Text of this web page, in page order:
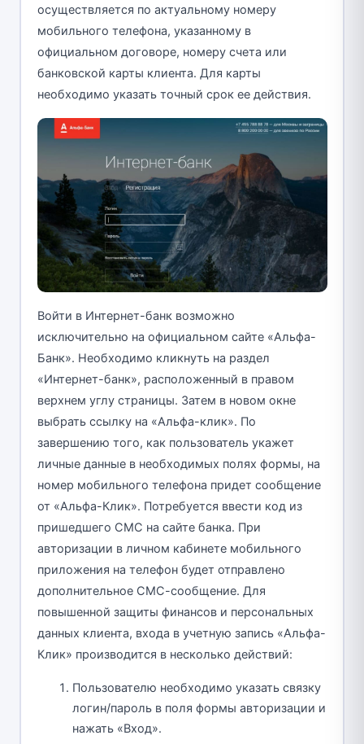
осуществляется по актуальному номеру
мобильного телефона, указанному в
официальном договоре, номеру счета или
банковской карты клиента. Для карты
необходимо указать точный срок ее действия.
Войти в Интернет-банк возможно
исключительно на официальном сайте «Альфа-
Банк». Необходимо кликнуть на раздел
«Интернет-банк», расположенный в правом
верхнем углу страницы. Затем в новом окне
выбрать ссылку на «Альфа-клик». По
завершению того, как пользователь укажет
личные данные в необходимых полях формы, на
номер мобильного телефона придет сообщение
от «Альфа-Клик». Потребуется ввести код из
пришедшего СМС на сайте банка. При
авторизации в личном кабинете мобильного
приложения на телефон будет отправлено
дополнительное СМС-сообщение. Для
повышенной защиты финансов и персональных
данных клиента, входа в учетную запись «Альфа-
Клик» производится в несколько действий:
Пользователю необходимо указать связку
логин/пароль в поля формы авторизации и
нажать «Вход».